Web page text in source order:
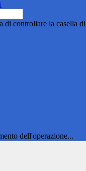
di controllare la casella
dell'operazione...